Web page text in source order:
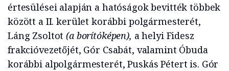
értesülései alapján a hatóságok bevitték többek
között a II. kerület korábbi polgármesterét,
Láng Zsoltot(a borítóképen), a helyi Fidesz
frakcióvezetőjét, Gór Csabát, valamint Óbuda
korábbi alpolgármesterét, Puskás Pétert is. Gór